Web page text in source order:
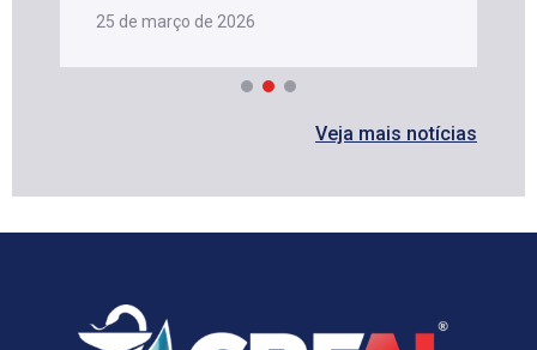
25 de março de 2026
Veja mais notícias